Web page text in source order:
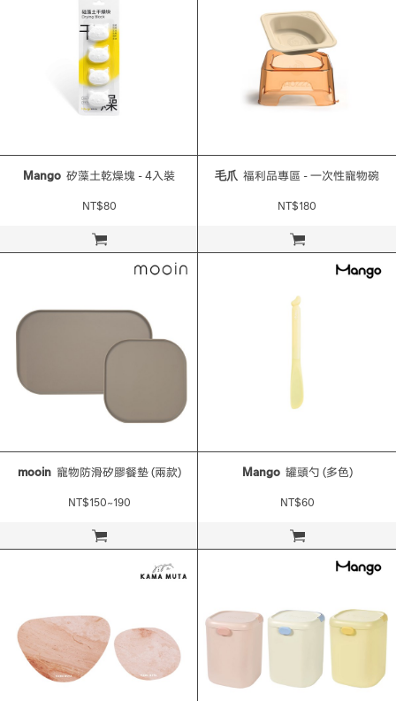
立即購買
Mango 矽藻土乾燥塊 - 4入裝
NT$80
立即購買
毛爪 福利品專區 - 一次性寵物碗
NT$180
立即購買
mooin 寵物防滑矽膠餐墊 (兩款)
NT$150~190
立即購買
Mango 罐頭勺 (多色)
NT$60